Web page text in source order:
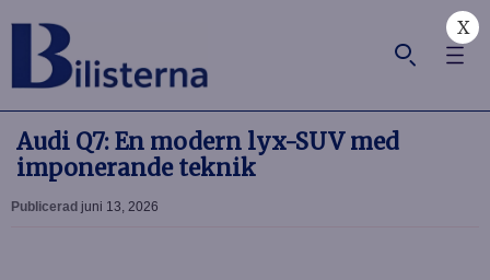
X
Audi Q7: En modern lyx-SUV med
imponerande teknik
Publicerad juni 13, 2026